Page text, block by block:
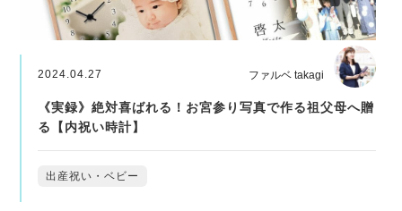
ファルベ takagi
2024.04.27
《実録》絶対喜ばれる！お宮参り写真で作る祖父母へ贈
る【内祝い時計】
出産祝い・ベビー